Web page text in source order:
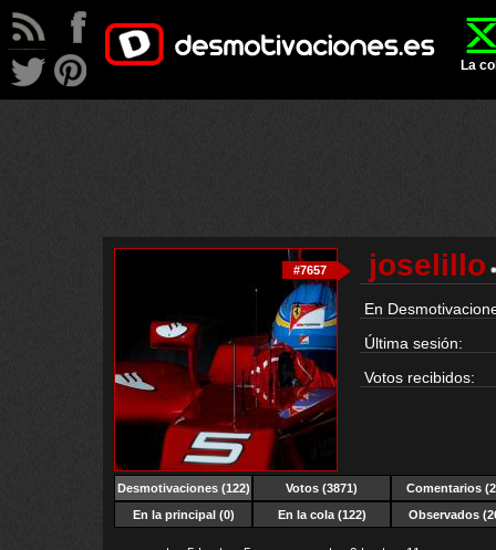
La
#7657 joselillo
En
Última sesión:
Votos recibidos:
Desmotivaciones(122) Votos (3871)
Comentarios
En la principal (0)
En la cola (122) Observados